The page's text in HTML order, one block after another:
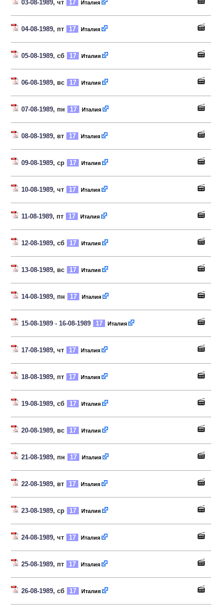
03-08-1989, чт 17 Италия
04-08-1989, пт 17 Италия
05-08-1989, сб 17 Италия
06-08-1989, вс 17 Италия
07-08-1989, пн 17 Италия
08-08-1989, вт 17 Италия
09-08-1989, ср 17 Италия
10-08-1989, чт 17 Италия
11-08-1989, пт 17 Италия
12-08-1989, сб 17 Италия
13-08-1989, вс 17 Италия
14-08-1989, пн 17 Италия
15-08-1989 - 16-08-1989 17 Италия
17-08-1989, чт 17 Италия
18-08-1989, пт 17 Италия
19-08-1989, сб 17 Италия
20-08-1989, вс 17 Италия
21-08-1989, пн 17 Италия
22-08-1989, вт 17 Италия
23-08-1989, ср 17 Италия
24-08-1989, чт 17 Италия
25-08-1989, пт 17 Италия
26-08-1989, сб 17 Италия